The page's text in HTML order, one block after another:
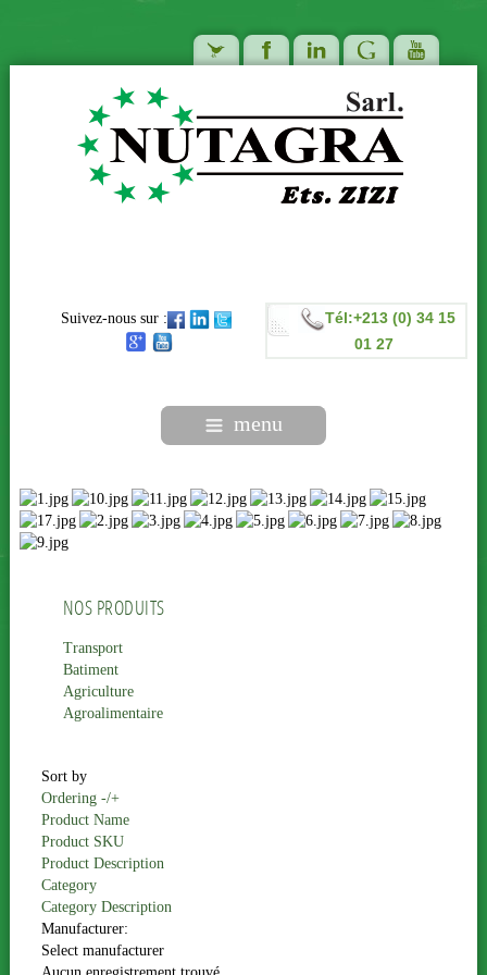
Suivez-nous sur :
Tél:+213 (0) 34 15
01 27
menu
NOS PRODUITS
Transport
Batiment
Agriculture
Agroalimentaire
Sort by
Ordering -/+
Product Name
Product SKU
Product Description
Category
Category Description
Manufacturer:
Select manufacturer